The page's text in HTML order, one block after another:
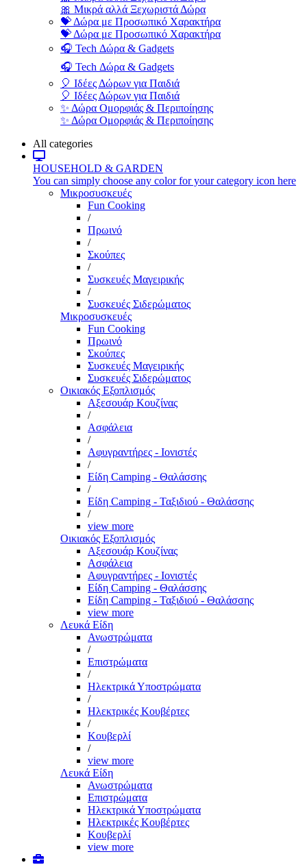
🎀 Μικρά αλλά Ξεχωριστά Δώρα
💝 Δώρα με Προσωπικό Χαρακτήρα
💝 Δώρα με Προσωπικό Χαρακτήρα
🎧 Tech Δώρα & Gadgets
🎧 Tech Δώρα & Gadgets
🎈 Ιδέες Δώρων για Παιδιά
🎈 Ιδέες Δώρων για Παιδιά
✨ Δώρα Ομορφιάς & Περιποίησης
✨ Δώρα Ομορφιάς & Περιποίησης
All categories
HOUSEHOLD & GARDEN
You can simply choose any color for your category icon here
Μικροσυσκευές
Fun Cooking
/
Πρωινό
/
Σκούπες
/
Συσκευές Μαγειρικής
/
Συσκευές Σιδερώματος
Μικροσυσκευές
Fun Cooking
Πρωινό
Σκούπες
Συσκευές Μαγειρικής
Συσκευές Σιδερώματος
Οικιακός Εξοπλισμός
Αξεσουάρ Κουζίνας
/
Ασφάλεια
/
Αφυγραντήρες - Ιονιστές
/
Είδη Camping - Θαλάσσης
/
Είδη Camping - Ταξιδιού - Θαλάσσης
/
view more
Οικιακός Εξοπλισμός
Αξεσουάρ Κουζίνας
Ασφάλεια
Αφυγραντήρες - Ιονιστές
Είδη Camping - Θαλάσσης
Είδη Camping - Ταξιδιού - Θαλάσσης
view more
Λευκά Είδη
Ανωστρώματα
/
Επιστρώματα
/
Ηλεκτρικά Υποστρώματα
/
Ηλεκτρικές Κουβέρτες
/
Κουβερλί
/
view more
Λευκά Είδη
Ανωστρώματα
Επιστρώματα
Ηλεκτρικά Υποστρώματα
Ηλεκτρικές Κουβέρτες
Κουβερλί
view more